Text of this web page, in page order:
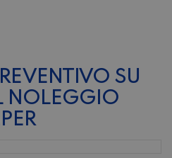
SU
NOLEGGIO